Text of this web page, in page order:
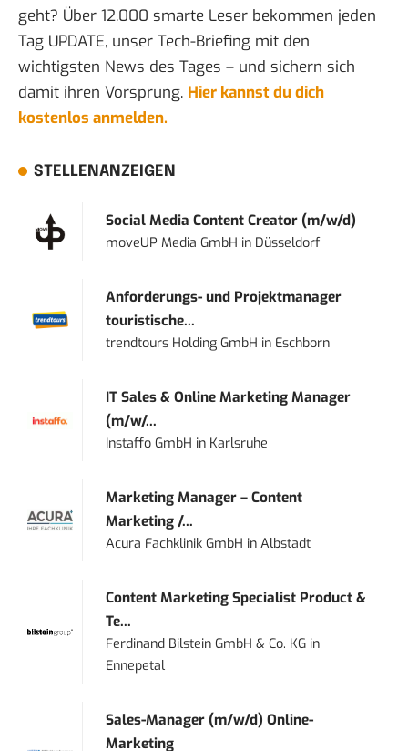
geht? Über 12.000 smarte Leser bekommen jeden
Tag UPDATE, unser Tech-Briefing mit den
wichtigsten News des Tages – und sichern sich
damit ihren Vorsprung. Hier kannst du dich
kostenlos anmelden.
STELLENANZEIGEN
Social Media Content Creator (m/w/d)
moveUP Media GmbH in Düsseldorf
Anforderungs- und Projektmanager
touristische...
trendtours Holding GmbH in Eschborn
IT Sales & Online Marketing Manager
(m/w/...
Instaffo GmbH in Karlsruhe
Marketing Manager – Content
Marketing /...
Acura Fachklinik GmbH inAlbstadt
Content Marketing Specialist Product &
Te...
Ferdinand Bilstein GmbH & Co. KG in
Ennepetal
Sales-Manager (m/w/d) Online-
Marketing